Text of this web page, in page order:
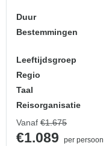
Duur
Bestemmingen
Leeftijdsgroep
Regio
Taal
Reisorganisatie
Vanaf €1.675
€1.089
per persoon